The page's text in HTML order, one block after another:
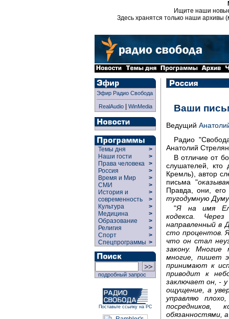
Ищите наши
Здесь хранятся только наши архивы
Эфир Радио Свобода
RealAudio| WinMedia
Темы дня
>
Наши гости
>
Права человека >
Россия
>
Время и Мир
>
СМИ
>
История и
современность
>
>
Культура
>
Медицина
>
Образование
>
Религия
>
Спорт
>
Спецпрограммы >
подробный запрос
Поставьте ссылку на РС
Ваши
Ведущий
Радио
Анатолий
В отличие от
слушателей,
Кремль), автор
письма "
Правда, они,
тугодумную Думу
"Я на имя
кодекса.
направленный в
сто процентов.
что он стал
закону.
многие, пишет
принимают к
приводит к
заключает он, -
ощущение, а
управляю
посредников,
обязанностями,